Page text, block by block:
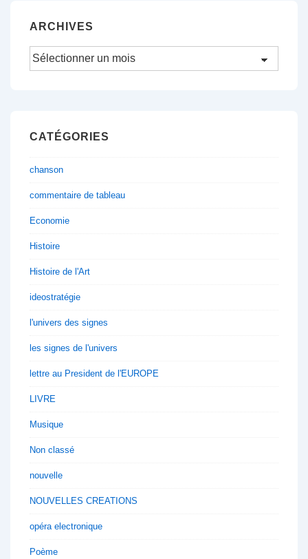
ARCHIVES
Archives
CATÉGORIES
chanson
commentaire de tableau
Economie
Histoire
Histoire de l'Art
ideostratégie
l'univers des signes
les signes de l'univers
lettre au President de l'EUROPE
LIVRE
Musique
Non classé
nouvelle
NOUVELLES CREATIONS
opéra electronique
Poème